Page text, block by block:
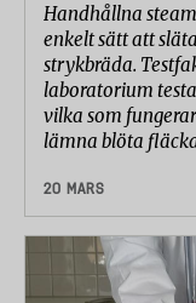
Handhållna
enkelt sätt att
strykbräda.
laboratorium
vilka som
lämna blöta
20 MARS